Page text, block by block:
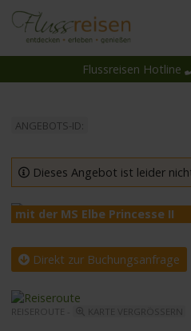
Reiseziele
Themen
Reedereien
Schiffe
Über uns
Suche
Flussreisen Hotline
ANGEBOTS-ID:
Dieses Angebot ist leider
mit der MS Elbe Princesse II
Direkt zur Buchungsanfrage
REISEROUTE -